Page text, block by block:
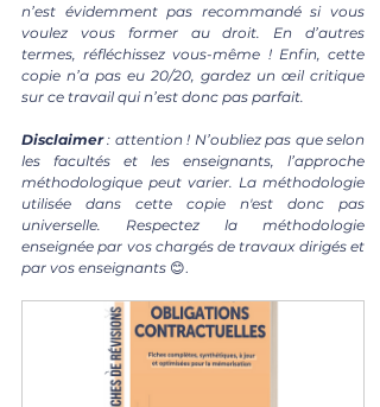
n’est évidemment pas recommandé si vous
voulez vous former au droit. En d’autres
termes, réfléchissez vous-même ! Enfin, cette
copie n’a pas eu 20/20, gardez un œil critique
sur ce travail qui n’est donc pas parfait.
Disclaimer : attention ! N’oubliez pas que selon
les facultés et les enseignants, l’approche
méthodologique peut varier. La méthodologie
utilisée dans cette copie n'est donc pas
universelle. Respectez la méthodologie
enseignée par vos chargés de travaux dirigés et
par vos enseignants 😊.